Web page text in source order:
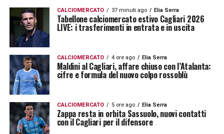
CALCIOMERCATO 37 minuti ago Elia Serra
Tabellone calciomercato estivo Cagliari 2026
LIVE: i trasferimenti in entrata e in uscita
CALCIOMERCATO 4 ore ago Elia Serra
Maldini al Cagliari, affare chiuso con l’Atalanta:
cifre e formula del nuovo colpo rossoblù
CALCIOMERCATO 5 ore ago Elia Serra
Zappa resta in orbita Sassuolo, nuovi contatti
con il Cagliari per il difensore